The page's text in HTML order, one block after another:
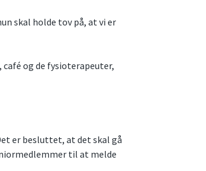
skal holde tov på, at vi er
og de fysioterapeuter,
er besluttet, at det skal gå
til at melde